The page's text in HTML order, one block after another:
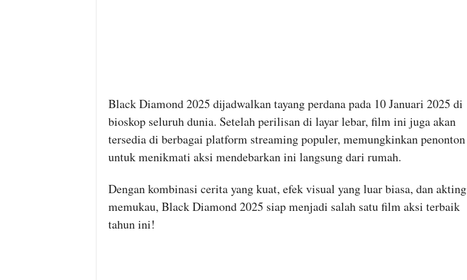
Black Diamond 2025 dijadwalkan tayang perdana pada 10 Januari 2025 di
bioskop seluruh dunia. Setelah perilisan di layar lebar, film ini juga akan
tersedia di berbagai platform streaming populer, memungkinkan penonton
untuk menikmati aksi mendebarkan ini langsung dari rumah.
Dengan kombinasi cerita yang kuat, efek visual yang luar biasa, dan akting
memukau, Black Diamond 2025 siap menjadi salah satu film aksi terbaik
tahun ini!